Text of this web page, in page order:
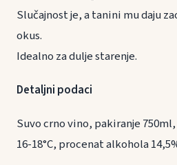
Slučajnost je, a tanini mu daju
okus.
Idealno za dulje starenje.
Detaljni podaci
Suvo crno vino, pakiranje
16-18°C, procenat alkohola